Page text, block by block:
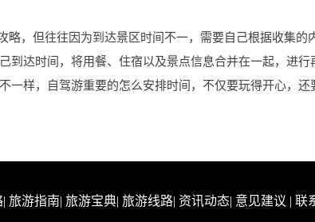
略，但往往因为到达景区时间不一，需要自己根据收集的
到达时间，将用餐、住宿以及景点信息合并在一起，进
一样，自驾游重要的怎么安排时间，不仅要玩得开心，还
| 旅游指南| 旅游宝典| 旅游线路| 资讯动态| 意见建议 | 联